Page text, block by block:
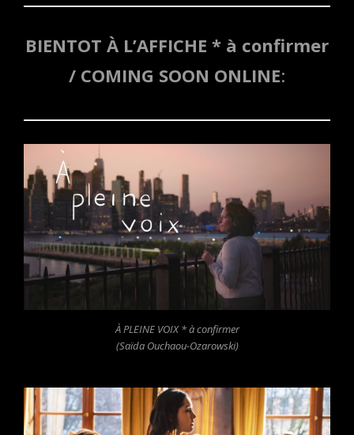
BIENTOT À L’AFFICHE * à confirmer
/ COMING SOON ONLINE:
À PLEINE VOIX * à confirmer
(Saïda Ouchaou-Ozarowski)